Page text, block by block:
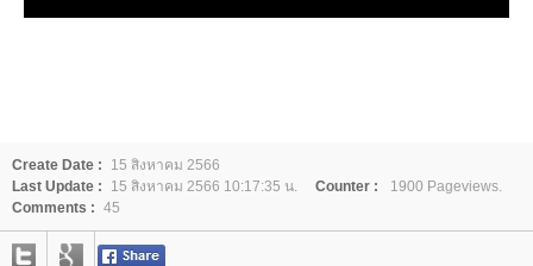
Create Date :
15 สิงหาคม 2566
Last Update :
15 สิงหาคม 2566 10:17:35 น. Counter :
1900 Pageviews.
Comments : 45